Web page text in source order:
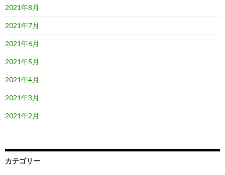
2021年8月
2021年7月
2021年6月
2021年5月
2021年4月
2021年3月
2021年2月
カテゴリー